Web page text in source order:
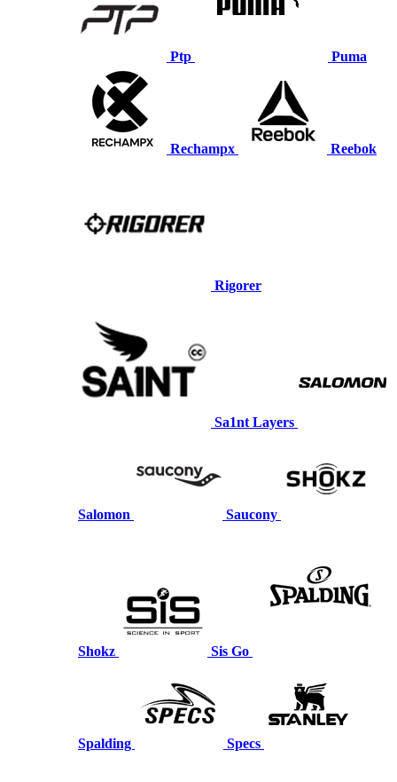
Ptp Puma
Rechampx Reebok
Rigorer
Sa1nt Layers
Salomon Saucony
Shokz Sis Go
Spalding Specs